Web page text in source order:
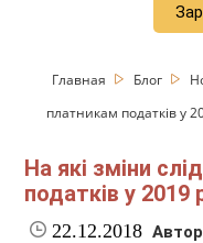
Главная Блог
платникам податків у
На які зміни
податків у 2019
22.12.2018